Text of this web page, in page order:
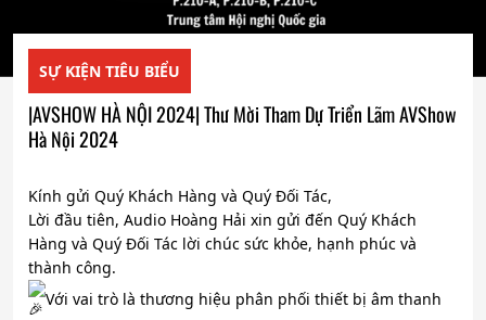
SỰ KIỆN TIÊU BIỂU
|AVSHOW HÀ NỘI 2024| Thư Mời Tham Dự Triển Lãm AVShow
Hà Nội 2024
Kính gửi Quý Khách Hàng và Quý Đối Tác,
Lời đầu tiên, Audio Hoàng Hải xin gửi đến Quý Khách
Hàng và Quý Đối Tác lời chúc sức khỏe, hạnh phúc và
thành công.
Với vai trò là thương hiệu phân phối thiết bị âm thanh